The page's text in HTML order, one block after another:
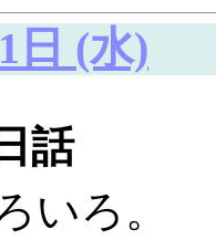
日 (水)
話
いろ。